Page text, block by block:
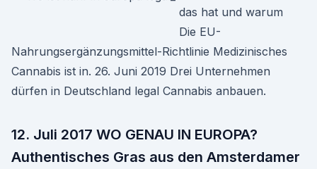
das hat und warum
Die EU-
Nahrungsergänzungsmittel-Richtlinie Medizinisches
Cannabis ist in. 26. Juni 2019 Drei Unternehmen
dürfen in Deutschland legal Cannabis anbauen.
12. Juli 2017 WO GENAU IN EUROPA?
Authentisches Gras aus den Amsterdamer